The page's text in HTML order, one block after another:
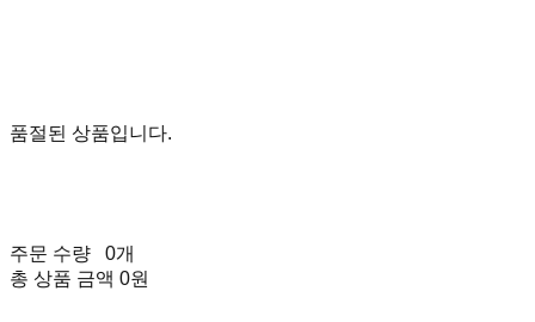
품절된 상품입니다.
주문 수량
0개
총 상품 금액 0원